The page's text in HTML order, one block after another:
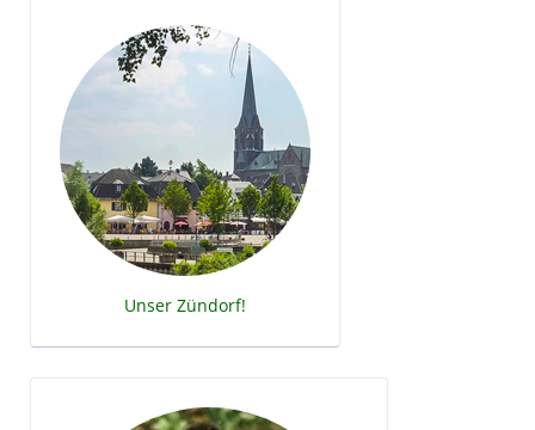
Unser Zündorf!